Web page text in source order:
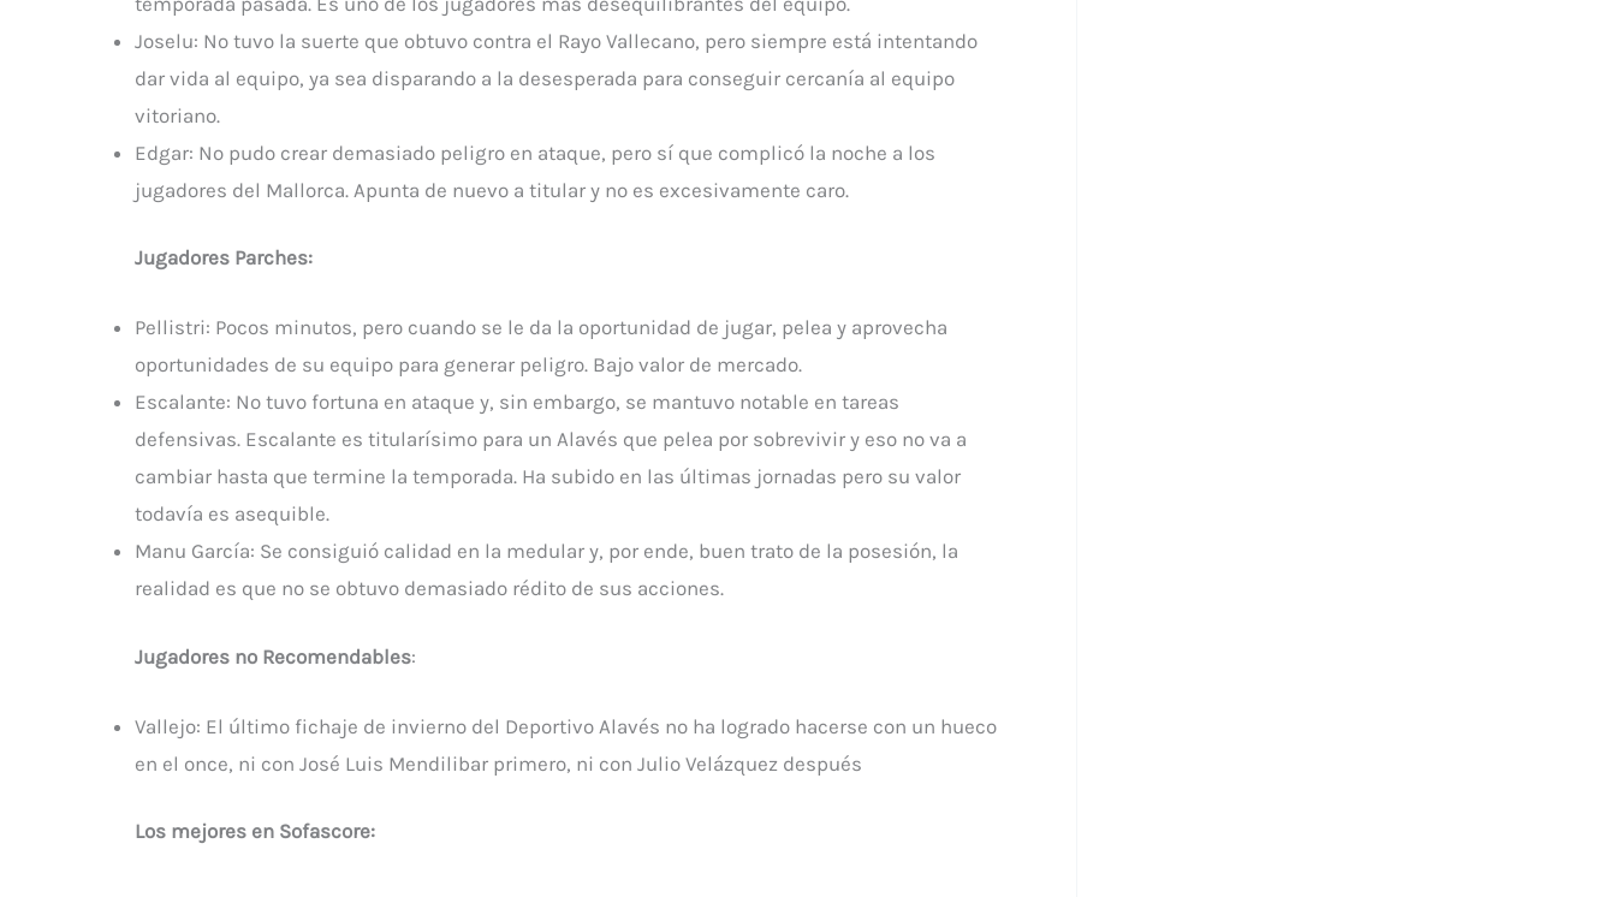
Joselu: No tuvo la suerte que obtuvo contra el Rayo Vallecano, pero siempre está intentando
dar vida al equipo, ya sea disparando a la desesperada para conseguir cercanía al equipo
vitoriano.
Edgar: No pudo crear demasiado peligro en ataque, pero sí que complicó la noche a los
jugadores del Mallorca. Apunta de nuevo a titular y no es excesivamente caro.
Jugadores Parches:
Pellistri: Pocos minutos, pero cuando se le da la oportunidad de jugar, pelea y aprovecha
oportunidades de su equipo para generar peligro. Bajo valor de mercado.
Escalante: No tuvo fortuna en ataque y, sin embargo, se mantuvo notable en tareas
defensivas. Escalante es titularísimo para un Alavés que pelea por sobrevivir y eso no va a
cambiar hasta que termine la temporada. Ha subido en las últimas jornadas pero su valor
todavía es asequible.
Manu García: Se consiguió calidad en la medular y, por ende, buen trato de la posesión, la
realidad es que no se obtuvo demasiado rédito de sus acciones.
Jugadores no Recomendables:
Vallejo: El último fichaje de invierno del Deportivo Alavés no ha logrado hacerse con un hueco
en el once, ni con José Luis Mendilibar primero, ni con Julio Velázquez después
Los mejores en Sofascore: